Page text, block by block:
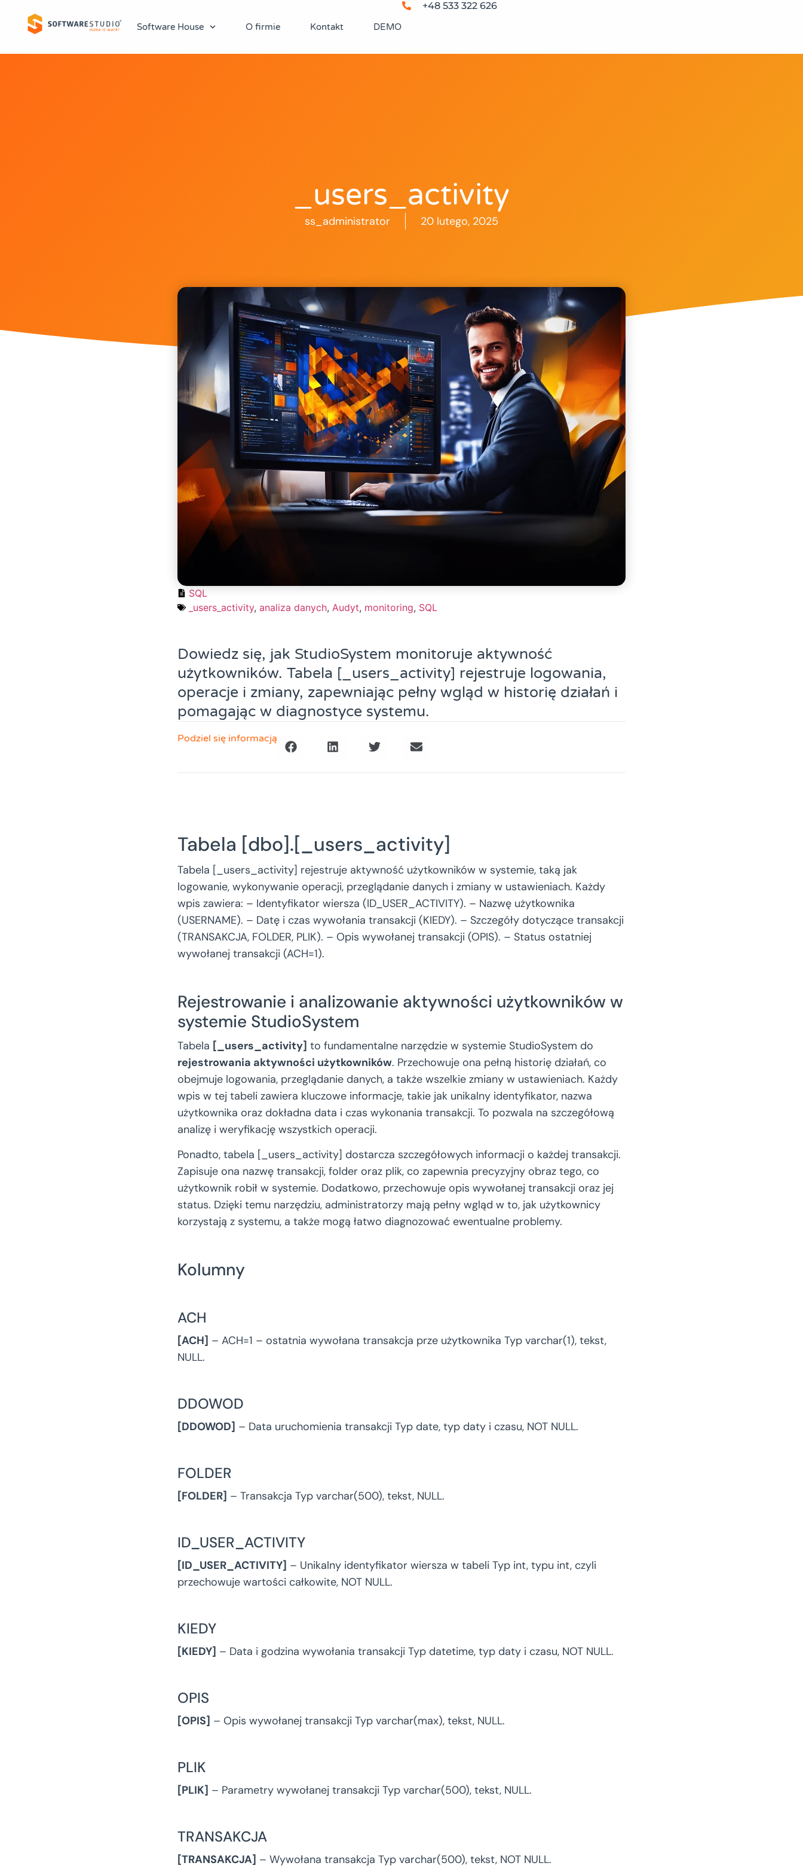
Software House O firmie Kontakt DEMO
+48 533 322 626
_users_activity
ss_administrator 20 lutego, 2025
SQL
_users_activity, analiza danych, Audyt, monitoring, SQL
Dowiedz się, jak StudioSystem monitoruje aktywność
użytkowników. Tabela [_users_activity] rejestruje logowania,
operacje i zmiany, zapewniając pełny wgląd w historię działań i
pomagając w diagnostyce systemu.
Podziel się informacją
Tabela [dbo].[_users_activity]
Tabela [_users_activity] rejestruje aktywność użytkowników w systemie, taką jak
logowanie, wykonywanie operacji, przeglądanie danych i zmiany w ustawieniach. Każdy
wpis zawiera: – Identyfikator wiersza (ID_USER_ACTIVITY). – Nazwę użytkownika
(USERNAME). – Datę i czas wywołania transakcji (KIEDY). – Szczegóły dotyczące transakcji
(TRANSAKCJA, FOLDER, PLIK). – Opis wywołanej transakcji (OPIS). – Status ostatniej
wywołanej transakcji (ACH=1).
Rejestrowanie i analizowanie aktywności użytkowników w
systemie StudioSystem
Tabela [_users_activity] to fundamentalne narzędzie w systemie StudioSystem do
rejestrowania aktywności użytkowników. Przechowuje ona pełną historię działań, co
obejmuje logowania, przeglądanie danych, a także wszelkie zmiany w ustawieniach. Każdy
wpis w tej tabeli zawiera kluczowe informacje, takie jak unikalny identyfikator, nazwa
użytkownika oraz dokładna data i czas wykonania transakcji. To pozwala na szczegółową
analizę i weryfikację wszystkich operacji.
Ponadto, tabela [_users_activity] dostarcza szczegółowych informacji o każdej transakcji.
Zapisuje ona nazwę transakcji, folder oraz plik, co zapewnia precyzyjny obraz tego, co
użytkownik robił w systemie. Dodatkowo, przechowuje opis wywołanej transakcji oraz jej
status. Dzięki temu narzędziu, administratorzy mają pełny wgląd w to, jak użytkownicy
korzystają z systemu, a także mogą łatwo diagnozować ewentualne problemy.
Kolumny
ACH
[ACH] – ACH=1 – ostatnia wywołana transakcja prze użytkownika Typ varchar(1), tekst,
NULL.
DDOWOD
[DDOWOD] – Data uruchomienia transakcji Typ date, typ daty i czasu, NOT NULL.
FOLDER
[FOLDER] – Transakcja Typ varchar(500), tekst, NULL.
ID_USER_ACTIVITY
[ID_USER_ACTIVITY] – Unikalny identyfikator wiersza w tabeli Typ int, typu int, czyli
przechowuje wartości całkowite, NOT NULL.
KIEDY
[KIEDY] – Data i godzina wywołania transakcji Typ datetime, typ daty i czasu, NOT NULL.
OPIS
[OPIS] – Opis wywołanej transakcji Typ varchar(max), tekst, NULL.
PLIK
[PLIK] – Parametry wywołanej transakcji Typ varchar(500), tekst, NULL.
TRANSAKCJA
[TRANSAKCJA] – Wywołana transakcja Typ varchar(500), tekst, NOT NULL.